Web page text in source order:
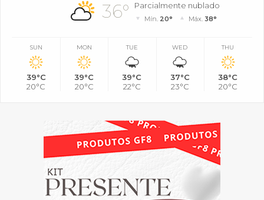
36° Parcialmente nublado
Mín. 20° Máx. 38°
SUN
39°C
20°C
MON
39°C
20°C
TUE
39°C
22°C
WED
37°C
23°C
THU
38°C
20°C